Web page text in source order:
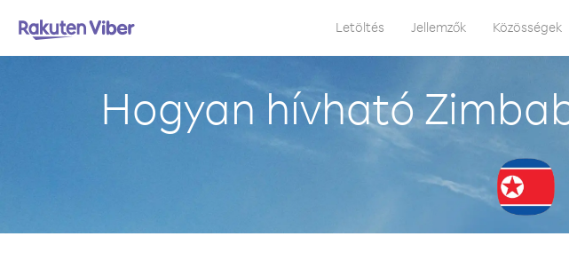
Letöltés Jellemzők Közösségek
Hogyan hívható